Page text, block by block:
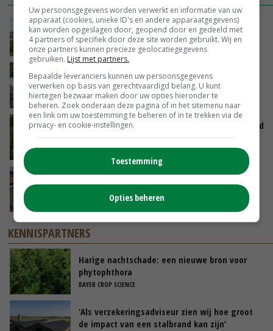
POAH!: John Deere 7730
VANDAAG, 10:00
Oekraïne-vlogger Kees Huizinga: ‘Bezoek van
de ambassade mag zelf groente plukken’
GISTEREN, 12:00
Limburgse mais van Frijns doet het verrassend
goed
GISTEREN, 10:00
Droogte veroorzaakt steeds meer problemen:
KENNISPARTNERS
Harige nachtschade: een nieuwe bron voor
phytophthora
BAYER CROP SCIENCE
‘Als verzekeringsadviseur zien wij hoe groot
de impact van een stalbrand kan zijn’
Uw persoonsgegevens worden verwerkt en informatie van uw
apparaat (cookies, unieke ID's en andere apparaatgegevens)
kan worden opgeslagen door, geopend door en gedeeld met
4 partners of specifiek door deze site worden gebruikt. Wij en
onze partners kunnen precieze geolocatiegegevens
gebruiken. Lijst met partners.
Bepaalde leveranciers kunnen uw persoonsgegevens
verwerken op basis van gerechtvaardigd belang. U kunt
hiertegen bezwaar maken door uw opties hieronder te
beheren. Zoek onderaan deze pagina of in het sitemenu naar
een link om uw toestemming te beheren of in te trekken via de
privacy- en cookie-instellingen.
Toestemming
Opties beheren